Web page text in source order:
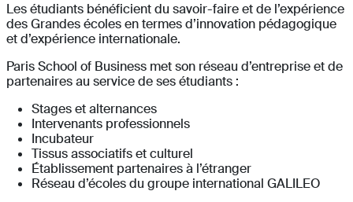
Les étudiants bénéficient du savoir-faire et de l’expérience
des Grandes écoles en termes d’innovation pédagogique
et d’expérience internationale.
Paris School of Business met son réseau d’entreprise et de
partenaires au service de ses étudiants :
Stages et alternances
Intervenants professionnels
Incubateur
Tissus associatifs et culturel
Établissement partenaires à l’étranger
Réseau d’écoles du groupe international GALILEO